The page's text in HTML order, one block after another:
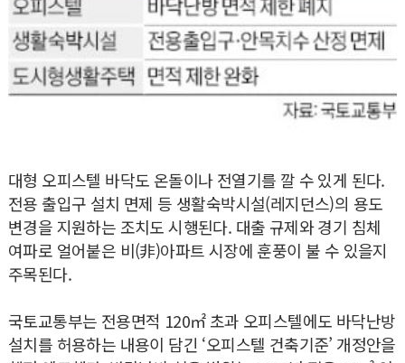
대형 오피스텔 바닥도 온돌이나 전열기를 깔 수 있게 된다.
전용 출입구 설치 면제 등 생활숙박시설(레지던스)의 용도
변경을 지원하는 조치도 시행된다. 대출 규제와 경기 침체
여파로 얼어붙은 비(非)아파트 시장에 훈풍이 불 수 있을지
주목된다.
국토교통부는 전용면적 120㎡ 초과 오피스텔에도 바닥난방
설치를 허용하는 내용이 담긴 ‘오피스텔 건축기준’ 개정안을